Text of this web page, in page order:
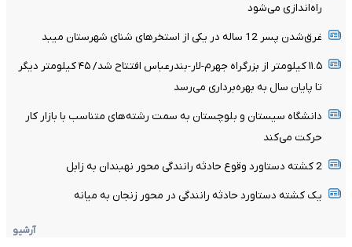
راه‌اندازی می‌شود
غرق‌شدن پسر 12 ساله در یکی از استخرهای شنای شهرستان میبد
۱۱.۵ کیلومتر از بزرگراه جهرم-لار-بندرعباس افتتاح شد/ ۴۵ کیلومتر دیگر
تا پایان سال به بهره‌برداری می‌رسد
دانشگاه سیستان و بلوچستان به سمت رشته‌های متناسب با بازار کار
حرکت می‌کند
2 کشته دستاورد وقوع حادثه رانندگی محور نهبندان به زابل
یک کشته دستاورد حادثه رانندگی در محور زنجان به میانه
آرشیو